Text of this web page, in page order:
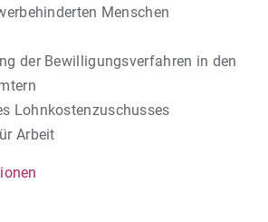
Menschen
der Bewilligungsverfahren in den
Lohnkostenzuschusses
Arbeit